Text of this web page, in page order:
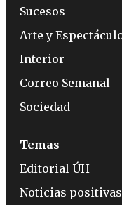
Sucesos
Arte y
Interior
Correo Semanal
Sociedad
Temas
Editorial ÚH
Noticias positivas